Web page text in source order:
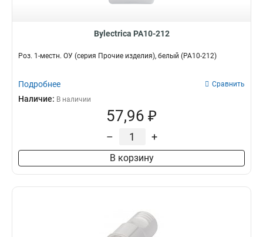
Переносная
Да 2
Bylectrica РА10-212
Роз. 1-местн. ОУ (серия Прочие изделия), белый (РА10-212)
Подробнее Сравнить
Наличие: В наличии
57,96 ₽
– +
В корзину